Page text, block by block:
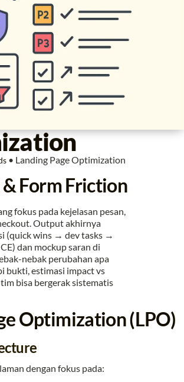
• Landing Page Optimization
Form Friction
fokus pada kejelasan pesan,
Output akhirnya
(quick wins → dev tasks →
dan mockup saran di
nebak perubahan apa
bukti, estimasi impact vs
bisa bergerak sistematis
Optimization (LPO)
dengan fokus pada: